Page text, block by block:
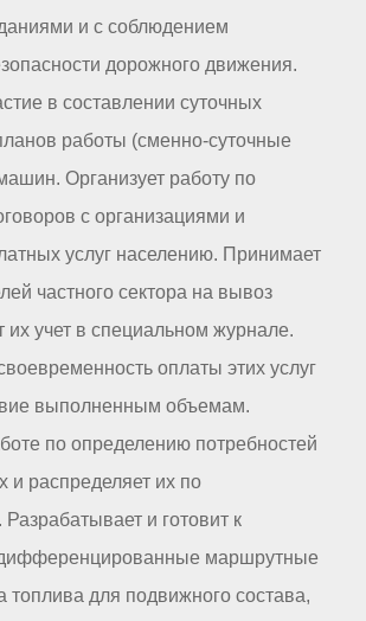
и с соблюдением
дорожного движения.
в составлении суточных
работы (сменно-суточные
Организует работу по
с организациями и
услуг населению. Принимает
частного сектора на вывоз
их учет в специальном журнале.
оплаты этих услуг
выполненным объемам.
по определению потребностей
и распределяет их по
и готовит к
маршрутные
топлива для подвижного состава,